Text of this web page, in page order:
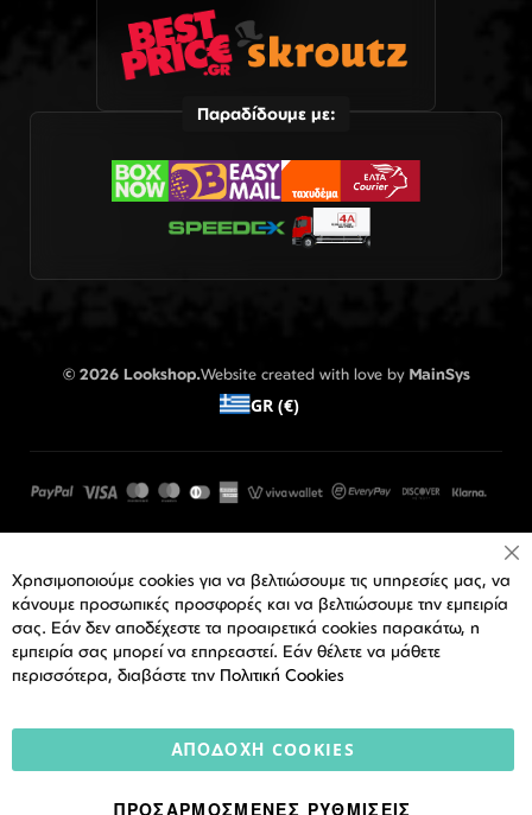
Παραδίδουμε με:
© 2026 Lookshop.Website created with love by MainSys
GR (€)
Χρησιμοποιούμε cookies για να βελτιώσουμε τις υπηρεσίες μας, να
κάνουμε προσωπικές προσφορές και να βελτιώσουμε την εμπειρία
σας. Εάν δεν αποδέχεστε τα προαιρετικά cookies παρακάτω, η
εμπειρία σας μπορεί να επηρεαστεί. Εάν θέλετε να μάθετε
περισσότερα, διαβάστε την Πολιτική Cookies
ΑΠΟΔΟΧΉ COOKIES
ΠΡΟΣΑΡΜΟΣΜΈΝΕΣ ΡΥΘΜΊΣΕΙΣ